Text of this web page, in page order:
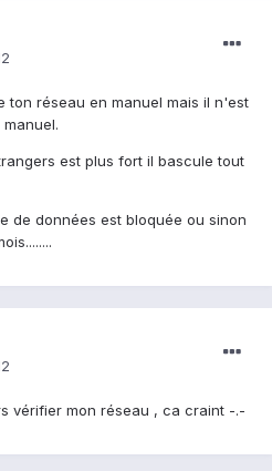
ton réseau en manuel mais il n'est
est plus fort il bascule tout
de données est bloquée ou sinon
vérifier mon réseau , ca craint -.-